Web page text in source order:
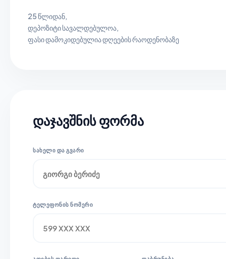
25 წლიდან,
დეპოზიტი სავალდებულოა,
ფასი დამოკიდებულია დღეების რაოდენობაზე
დაჯავშნის ფორმა
ᲡᲐᲮᲔᲚᲘ ᲓᲐ ᲒᲕᲐᲠᲘ
ᲢᲔᲚᲔᲤᲝᲜᲘᲡ ᲜᲝᲛᲔᲠᲘ